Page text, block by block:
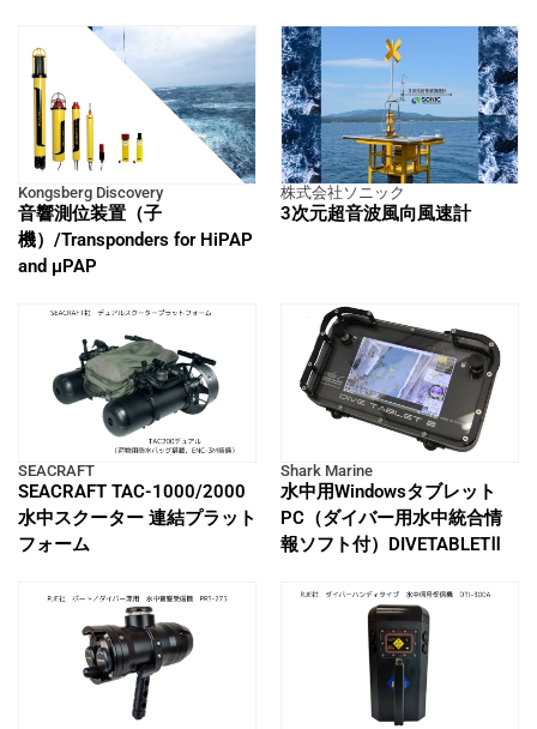
Kongsberg Discovery
音響測位装置（子
機）/Transponders for HiPAP
and μPAP
株式会社ソニック
3次元超音波風向風速計
SEACRAFT
SEACRAFT TAC-1000/2000
水中スクーター 連結プラット
フォーム
Shark Marine
水中用Windowsタブレット
PC（ダイバー用水中統合情
報ソフト付）DIVETABLETⅡ